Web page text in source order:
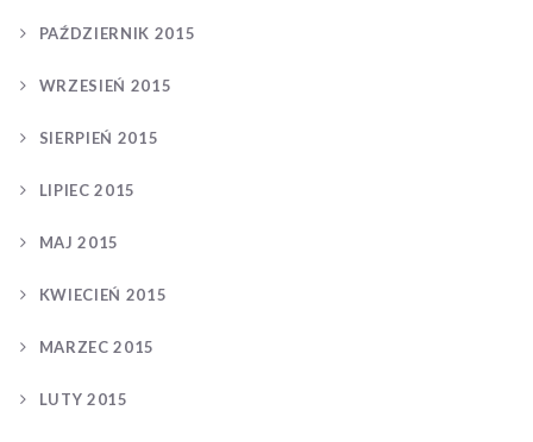
PAŹDZIERNIK 2015
WRZESIEŃ 2015
SIERPIEŃ 2015
LIPIEC 2015
MAJ 2015
KWIECIEŃ 2015
MARZEC 2015
LUTY 2015